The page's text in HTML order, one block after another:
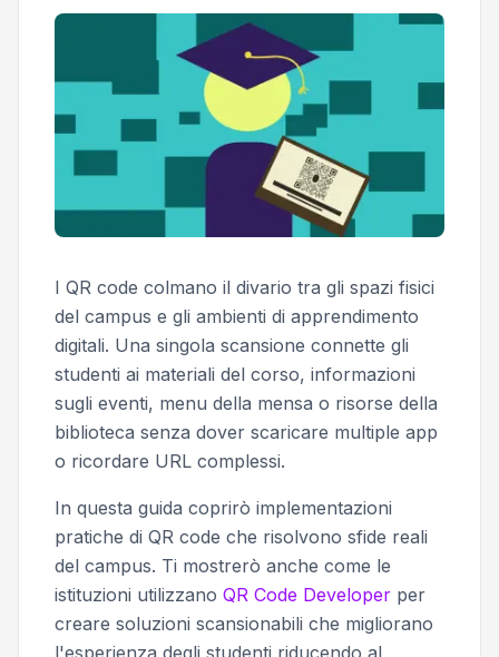
I QR code colmano il divario tra gli spazi fisici
del campus e gli ambienti di apprendimento
digitali. Una singola scansione connette gli
studenti ai materiali del corso, informazioni
sugli eventi, menu della mensa o risorse della
biblioteca senza dover scaricare multiple app
o ricordare URL complessi.
In questa guida coprirò implementazioni
pratiche di QR code che risolvono sfide reali
del campus. Ti mostrerò anche come le
istituzioni utilizzano QR Code Developer per
creare soluzioni scansionabili che migliorano
l'esperienza degli studenti riducendo al